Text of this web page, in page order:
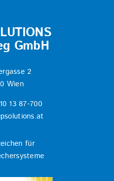
GmbH
2
Wien
13 87-700
für